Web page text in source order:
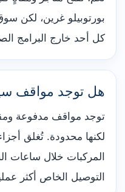
بورتوبيلو غرين، لكن
كل أحد خارج البرامج
هل توجد مواقف
توجد مواقف مدفوعة
لكنها محدودة. تُغلق
المركبات خلال ساعات
التوصيل الخاص أكثر